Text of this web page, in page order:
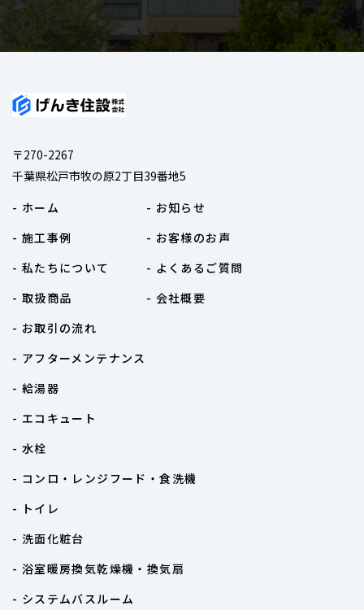
〒270-2267
千葉県松戸市牧の原2丁目39番地5
- ホーム
- 施工事例
- 私たちについて
- 取扱商品
- お取引の流れ
- アフターメンテナンス
- お知らせ
- お客様のお声
- よくあるご質問
- 会社概要
- 給湯器
- エコキュート
- 水栓
- コンロ・レンジフード・食洗機
- トイレ
- 洗面化粧台
- 浴室暖房換気乾燥機・換気扇
- システムバスルーム